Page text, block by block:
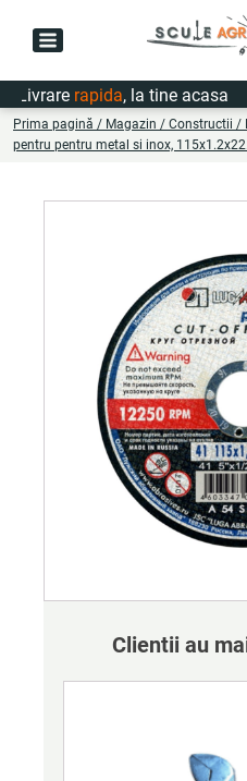
rapida, la tine acasa
Prima pagină / Magazin / Constructii /
pentru pentru metal si inox,
Clientii au